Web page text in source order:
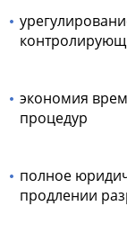
экономия
процедур
полное
продлении